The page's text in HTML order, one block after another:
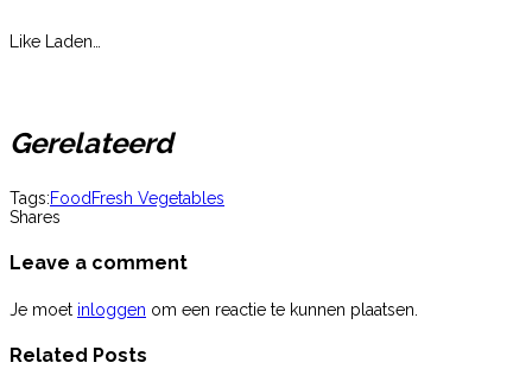
Like Laden…
Gerelateerd
Tags:Food Fresh Vegetables
Shares
Leave a comment
Je moet inloggen om een reactie te kunnen plaatsen.
Related Posts